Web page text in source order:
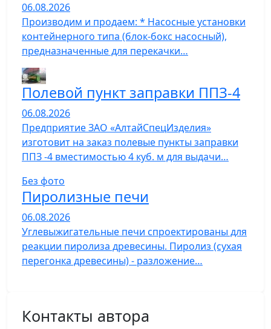
06.08.2026
Производим и продаем: * Насосные установки
контейнерного типа (блок-бокс насосный),
предназначенные для перекачки…
Полевой пункт заправки ППЗ-4
06.08.2026
Предприятие ЗАО «АлтайСпецИзделия»
изготовит на заказ полевые пункты заправки
ППЗ -4 вместимостью 4 куб. м для выдачи…
Без фото
Пиролизные печи
06.08.2026
Углевыжигательные печи спроектированы для
реакции пиролиза древесины. Пиролиз (сухая
перегонка древесины) - разложение…
Контакты автора